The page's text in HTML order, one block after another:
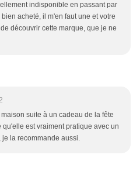
indisponible en passant par
acheté, il m'en faut une et votre
découvrir cette marque, que je ne
suite à un cadeau de la fête
qu'elle est vraiment pratique avec un
la recommande aussi.